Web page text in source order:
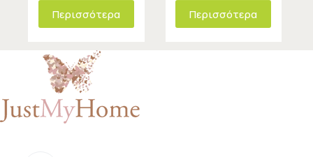
Περισσότερα Περισσότερα